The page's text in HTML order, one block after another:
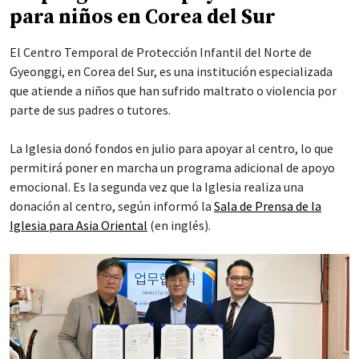
para niños en Corea del Sur
El Centro Temporal de Protección Infantil del Norte de
Gyeonggi, en Corea del Sur, es una institución especializada
que atiende a niños que han sufrido maltrato o violencia por
parte de sus padres o tutores.
La Iglesia donó fondos en julio para apoyar al centro, lo que
permitirá poner en marcha un programa adicional de apoyo
emocional. Es la segunda vez que la Iglesia realiza una
donación al centro, según informó la Sala de Prensa de la
Iglesia para Asia Oriental (en inglés).